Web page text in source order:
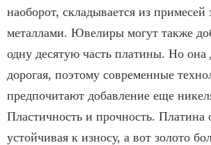
наоборот, складывается из примесей
металлами. Ювелиры могут также
одну десятую часть платины. Но она
дорогая, поэтому современные
предпочитают добавление еще
Пластичность и прочность. Платина
устойчивая к износу, а вот золото